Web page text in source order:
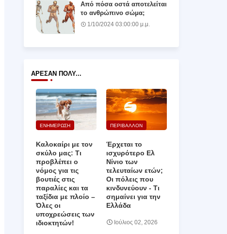
Από πόσα οστά αποτελείται
το ανθρώπινο σώμα;
1/10/2024 03:00:00 μ.μ.
ΆΡΕΣΑΝ ΠΟΛΎ...
ΕΝΗΜΕΡΩΣΗ
Καλοκαίρι με τον
σκύλο μας: Τι
προβλέπει ο
νόμος για τις
βουτιές στις
παραλίες και τα
ταξίδια με πλοίο –
Όλες οι
υποχρεώσεις των
ιδιοκτητών!
ΠΕΡΙΒΑΛΛΟΝ
Έρχεται το
ισχυρότερο Ελ
Νίνιο των
τελευταίων ετών;
Οι πόλεις που
κινδυνεύουν ‑ Τι
σημαίνει για την
Ελλάδα
Ιούλιος 02, 2026